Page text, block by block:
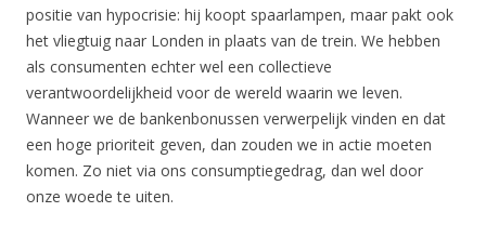
positie van hypocrisie: hij koopt spaarlampen, maar pakt ook
het vliegtuig naar Londen in plaats van de trein. We hebben
als consumenten echter wel een collectieve
verantwoordelijkheid voor de wereld waarin we leven.
Wanneer we de bankenbonussen verwerpelijk vinden en dat
een hoge prioriteit geven, dan zouden we in actie moeten
komen. Zo niet via ons consumptiegedrag, dan wel door
onze woede te uiten.